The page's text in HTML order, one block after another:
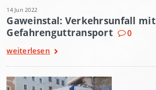
14 Jun 2022
Gaweinstal: Verkehrsunfall mit
Gefahrenguttransport
0
weiterlesen